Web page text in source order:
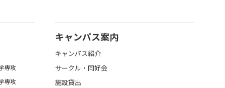
専攻
専攻
キャンパス案内
キャンパス紹介
サークル・同好会
施設貸出